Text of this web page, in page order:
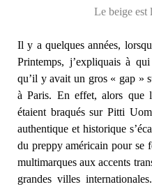
Le beige est
Il y a quelques années,
Printemps, j’expliquais à
qu’il y avait un gros « gap »
à Paris. En effet, alors que
étaient braqués sur Pitti
authentique et historique
du preppy américain pour se
multimarques aux accents
grandes villes